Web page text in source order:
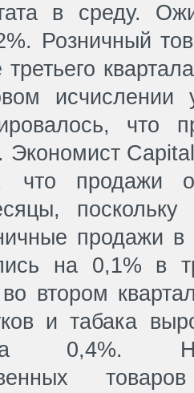
в среду.
Розничный
что
Экономист
что продажи
поскольку
продажи
на 0,1% в
втором
и табака
0,4%.